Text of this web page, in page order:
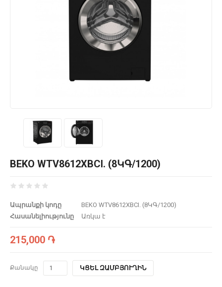
BEKO WTV8612XBCI. (8ԿԳ/1200)
Ապրանքի կոդը
BEKO WTV8612XBCI. (8ԿԳ/1200)
Հասանելիությունը
Առկա է
215,000 ֏
Քանակը ԿՑԵԼ ԶԱՄԲՅՈՒՂԻՆ